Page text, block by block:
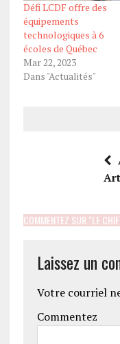
Défi LCDF offre des
équipements
technologiques à 6
écoles de Québec
Mar 22, 2023
Dans "Actualités"
COMMENTEZ SUR "LE
Laissez un
Votre courriel
Commentez